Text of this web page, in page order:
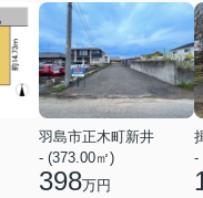
羽島市正木町新井
- (373.00㎡)
398万円
-